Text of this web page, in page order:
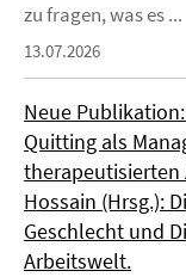
zu fragen, was es ...
13.07.2026
Neue
Quitting als
therapeutisierten
Hossain (Hrsg.):
Geschlecht und
Arbeitswelt.